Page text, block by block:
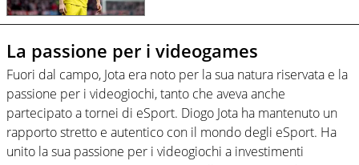
La passione per i videogames
Fuori dal campo, Jota era noto per la sua natura riservata e la
passione per i videogiochi, tanto che aveva anche
partecipato a tornei di eSport. Diogo Jota ha mantenuto un
rapporto stretto e autentico con il mondo degli eSport. Ha
unito la sua passione per i videogiochi a investimenti